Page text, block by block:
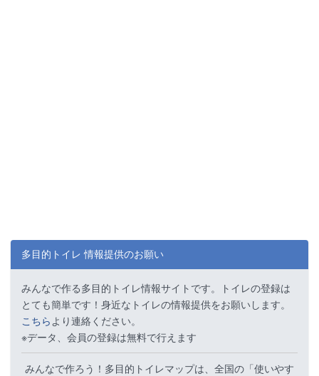
多目的トイレ 情報提供のお願い
みんなで作る多目的トイレ情報サイトです。トイレの登録は
とても簡単です！身近なトイレの情報提供をお願いします。
こちらより連絡ください。
※データ、会員の登録は無料で行えます
みんなで作ろう！多目的トイレマップは、全国の「使いやす